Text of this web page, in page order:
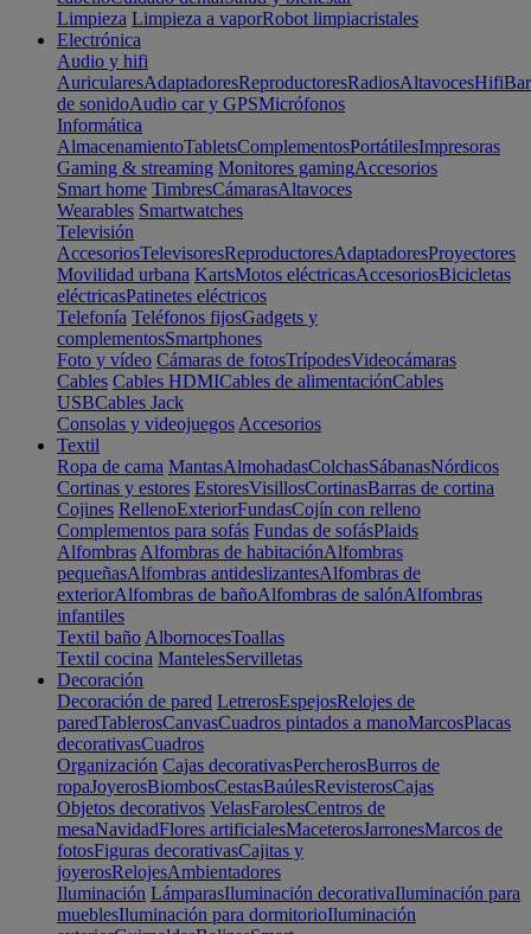
Limpieza Limpieza a vaporRobot limpiacristales
Electrónica
Audio y hifi
AuricularesAdaptadoresReproductoresRadiosAltavocesHifi
de sonidoAudio car y GPSMicrófonos
Informática
AlmacenamientoTabletsComplementosPortátilesImpresoras
Gaming & streaming Monitores gamingAccesorios
Smart home TimbresCámarasAltavoces
Wearables Smartwatches
Televisión
AccesoriosTelevisoresReproductoresAdaptadoresProyectores
Movilidad urbana KartsMotos eléctricasAccesoriosBicicletas
eléctricasPatinetes eléctricos
Telefonía Teléfonos fijosGadgets y
complementosSmartphones
Foto y vídeo Cámaras de fotosTrípodesVideocámaras
Cables Cables HDMICables de alimentaciónCables
USBCables Jack
Consolas y videojuegos Accesorios
Textil
Ropa de cama MantasAlmohadasColchasSábanasNórdicos
Cortinas y estores EstoresVisillosCortinasBarras de cortina
Cojines RellenoExteriorFundasCojín con relleno
Complementos para sofás Fundas de sofásPlaids
Alfombras Alfombras de habitaciónAlfombras
pequeñasAlfombras antideslizantesAlfombras de
exteriorAlfombras de bañoAlfombras de salónAlfombras
infantiles
Textil baño AlbornocesToallas
Textil cocina MantelesServilletas
Decoración
Decoración de pared LetrerosEspejosRelojes de
paredTablerosCanvasCuadros pintados a manoMarcosPlacas
decorativasCuadros
Organización Cajas decorativasPercherosBurros de
ropaJoyerosBiombosCestasBaúlesRevisterosCajas
Objetos decorativos VelasFarolesCentros de
mesaNavidadFlores artificialesMaceterosJarronesMarcos de
fotosFiguras decorativasCajitas y
joyerosRelojesAmbientadores
Iluminación LámparasIluminación decorativaIluminación para
mueblesIluminación para dormitorioIluminación